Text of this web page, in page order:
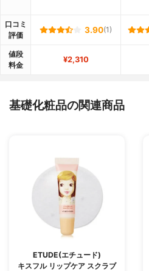
口コミ
評価
3.90(1)
値段
料金
¥2,310
基礎化粧品の関連商品
ETUDE(エチュード)
キスフル リップケア スクラブ